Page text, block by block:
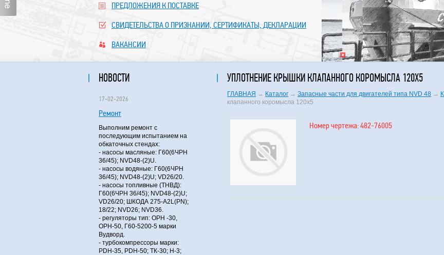
ПРЕДЛОЖЕНИЯ К ПОСТАВКЕ
СВИДЕТЕЛЬСТВА О ПРИЗНАНИИ, СЕРТИФИКАТЫ, ДЕКЛАРАЦИИ
ВАКАНСИИ
НОВОСТИ
17-02-2026
Ремонт
Выполним ремонт с
последующим испытанием на
обкаточных стендах:
- насосы масляные: Г60(6ЧРН
36/45); NVD48-(2)U.
- насосы водяные: Г60(6ЧРН
36/45); NVD48-(2)U; VD26/20.
- насосы топливные (ТНВД):
Г60(6ЧРН 36/45); NVD48-(2)U;
VD26/20; ШКОДА 275-A2L(PN);
18/22; NVD26; NVD36.
- регуляторы тип: ОРН -30,
ОРН-50, Г60-5200-5 марки
Вудворд.
- турбокомпрессоры марки:
PDH-35, PDH-50; ТК-30; Н-3;
УПЛОТНЕНИЕ КРЫШКИ КЛАПАННОГО КОРОМЫСЛА 120Х5
ГЛАВНАЯ → Каталог → Запасные части для двигателей типа NVD 48 →
клапанного коромысла 120х5
Номер чертежа: 482-76005